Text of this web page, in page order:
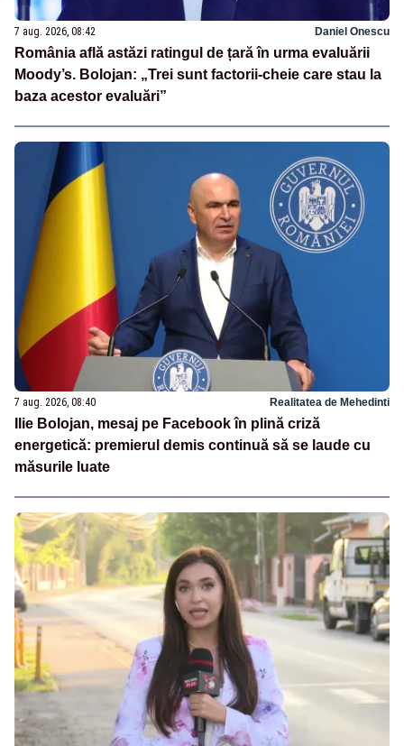
7 aug. 2026, 08:42 Daniel Onescu
România află astăzi ratingul de țară în urma evaluării
Moody’s. Bolojan: „Trei sunt factorii-cheie care stau la
baza acestor evaluări”
7 aug. 2026, 08:40 Realitatea de Mehedinti
Ilie Bolojan, mesaj pe Facebook în plină criză
energetică: premierul demis continuă să se laude cu
măsurile luate